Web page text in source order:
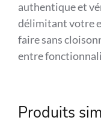
authentique et
délimitant votre
faire sans
entre
Produits